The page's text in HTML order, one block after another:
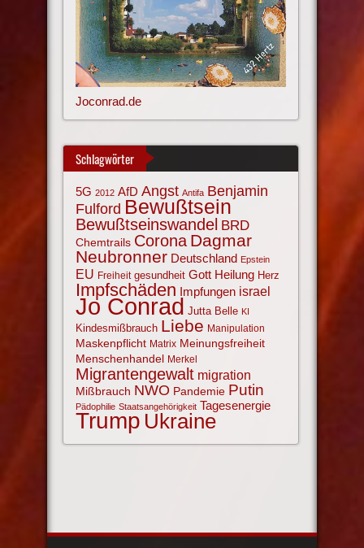
Joconrad.de
Schlagwörter
5G 2012 AfD Angst Antifa Benjamin
Fulford Bewußtsein
Bewußtseinswandel BRD
Chemtrails Corona Dagmar
Neubronner Deutschland Epstein
EU Freiheit gesundheit Gott Heilung Herz
Impfschäden Impfungen israel
Jo Conrad Jutta Belle KI
Kindesmißbrauch Liebe Manipulation
Maskenpflicht Matrix Meinungsfreiheit
Menschenhandel Merkel
Migrantengewalt migration
Mißbrauch NWO Pandemie Putin
Pädophilie Staatsangehörigkeit Tagesenergie
Trump Ukraine